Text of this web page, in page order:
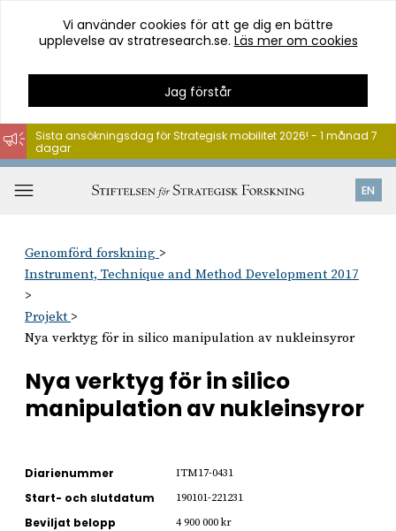
Hoppa
till
innehåll
Vi använder cookies för att ge dig en bättre
upplevelse av stratresearch.se. Läs mer om cookies
Jag förstår
EN
Sista ansökningsdag för Strategisk mobilitet 2026! - 1 månad 7
dagar
Genomförd forskning
Instrument, Technique and Method Development 2017
Projekt
Nya verktyg för in silico manipulation av nukleinsyror
Nya verktyg för in silico
manipulation av nukleinsyror
Diarienummer ITM17-0431
Start- och slutdatum 190101-221231
Beviljat belopp 4 900 000 kr